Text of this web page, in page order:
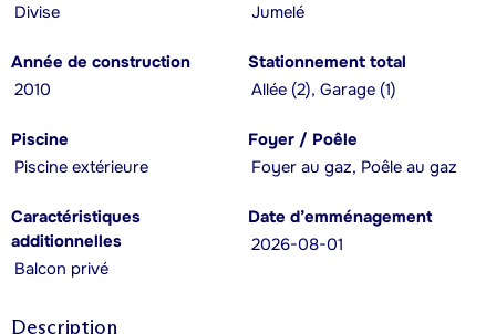
Divise
Jumelé
Année de construction
2010
Stationnement total
Allée (2), Garage (1)
Piscine
Piscine extérieure
Foyer / Poêle
Foyer au gaz, Poêle au gaz
Caractéristiques
additionnelles
Balcon privé
Date d’emménagement
2026-08-01
Description